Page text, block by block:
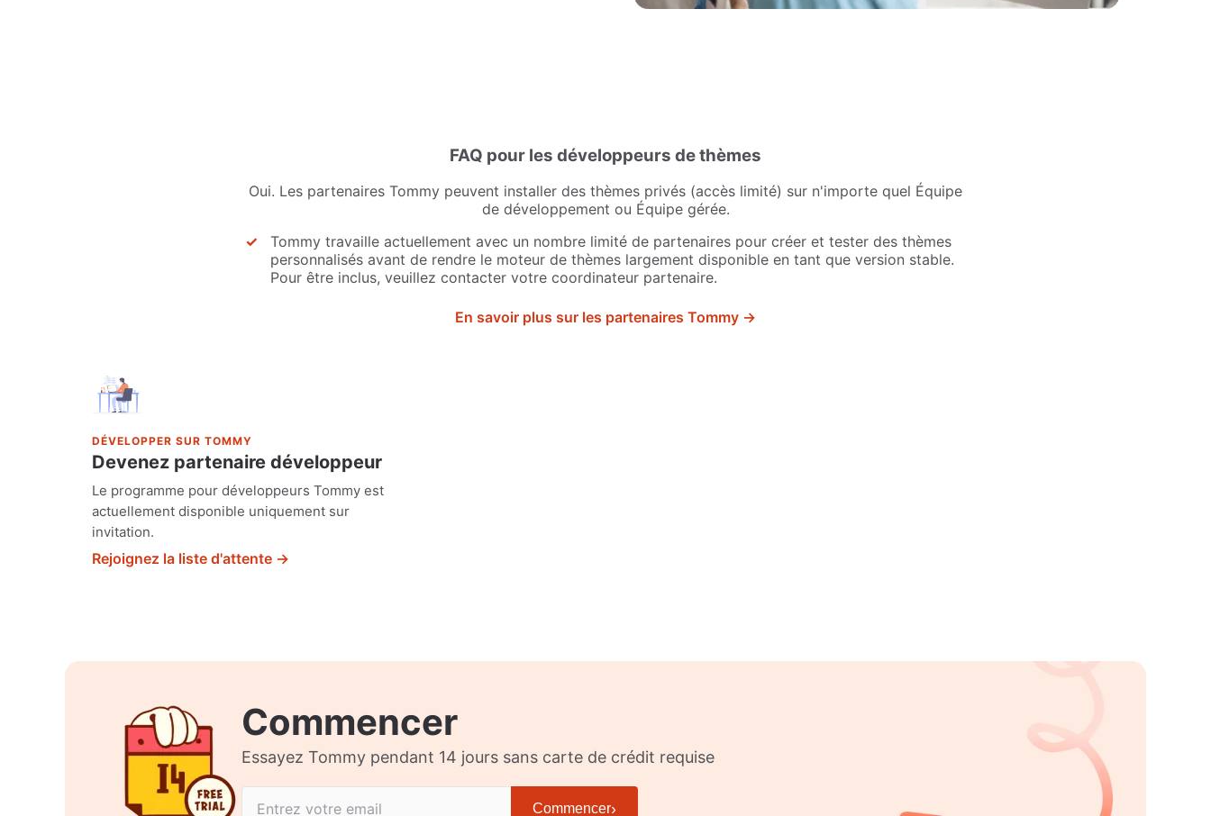
FAQ pour les développeurs de thèmes
Oui. Les partenaires Tommy peuvent installer des thèmes privés (accès limité) sur n'importe quel Équipe
de développement ou Équipe gérée.
Tommy travaille actuellement avec un nombre limité de partenaires pour créer et tester des thèmes
personnalisés avant de rendre le moteur de thèmes largement disponible en tant que version stable.
Pour être inclus, veuillez contacter votre coordinateur partenaire.
En savoir plus sur les partenaires Tommy →
DÉVELOPPER SUR TOMMY
Devenez partenaire développeur
Le programme pour développeurs Tommy est
actuellement disponible uniquement sur
invitation.
Rejoignez la liste d'attente →
Commencer
Essayez Tommy pendant 14 jours sans carte de crédit requise
Commencer›